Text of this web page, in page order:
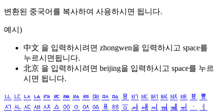
변환된 중국어를 복사하여 사용하시면 됩니다.
예시)
中文 을 입력하시려면 zhongwen을 입력하시고 space를
누르시면됩니다.
北京 을 입력하시려면 beijing을 입력하시고 space를 누르
시면 됩니다.
ㅥ ㅦ ㅧ ㅨ ㅩ ㅪ ㅫ ㅬ ㅭ ㅮ ㅯ ㅰ ㅱ ㅲ ㅳ ㅴ ㅵ ㅶ ㅷ ㅸ
ㅹ
ㅺ ㅻ ㅼ ㅽ ㅾ ㅿ ㆀ ㆁ ㆂ ㆃ ㆄ ㆅ ㆆ ㆇ ㆈ ㆉ ㆊ ㆋ ㆌ ㆍ
ㆎ